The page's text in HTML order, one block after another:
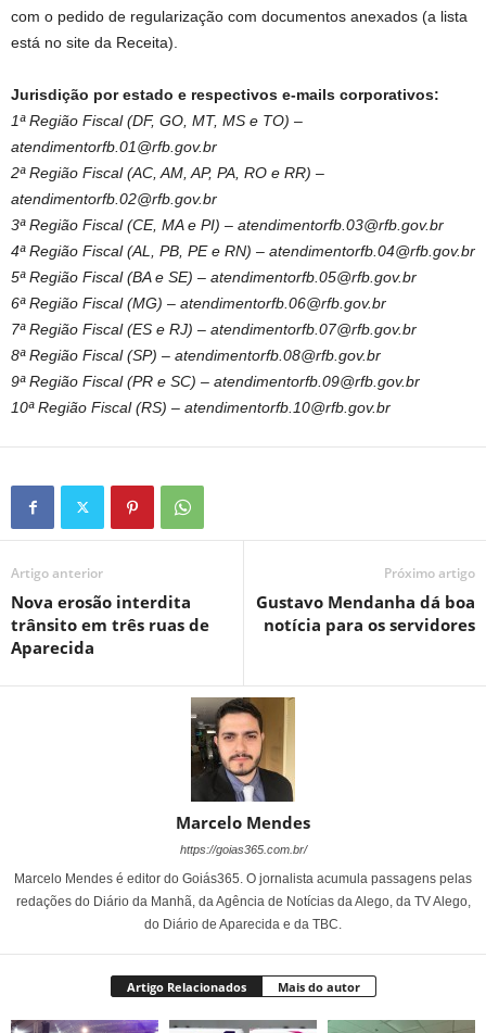
com o pedido de regularização com documentos anexados (a lista
está no site da Receita).
Jurisdição por estado e respectivos e-mails corporativos:
1ª Região Fiscal (DF, GO, MT, MS e TO) –
atendimentorfb.01@rfb.gov.br
2ª Região Fiscal (AC, AM, AP, PA, RO e RR) –
atendimentorfb.02@rfb.gov.br
3ª Região Fiscal (CE, MA e PI) – atendimentorfb.03@rfb.gov.br
4ª Região Fiscal (AL, PB, PE e RN) – atendimentorfb.04@rfb.gov.br
5ª Região Fiscal (BA e SE) – atendimentorfb.05@rfb.gov.br
6ª Região Fiscal (MG) – atendimentorfb.06@rfb.gov.br
7ª Região Fiscal (ES e RJ) – atendimentorfb.07@rfb.gov.br
8ª Região Fiscal (SP) – atendimentorfb.08@rfb.gov.br
9ª Região Fiscal (PR e SC) – atendimentorfb.09@rfb.gov.br
10ª Região Fiscal (RS) – atendimentorfb.10@rfb.gov.br
Artigo anterior
Nova erosão interdita
trânsito em três ruas de
Aparecida
Próximo artigo
Gustavo Mendanha dá boa
notícia para os servidores
Marcelo Mendes
https://goias365.com.br/
Marcelo Mendes é editor do Goiás365. O jornalista acumula passagens pelas
redações do Diário da Manhã, da Agência de Notícias da Alego, da TV Alego,
do Diário de Aparecida e da TBC.
Artigo Relacionados Mais do autor